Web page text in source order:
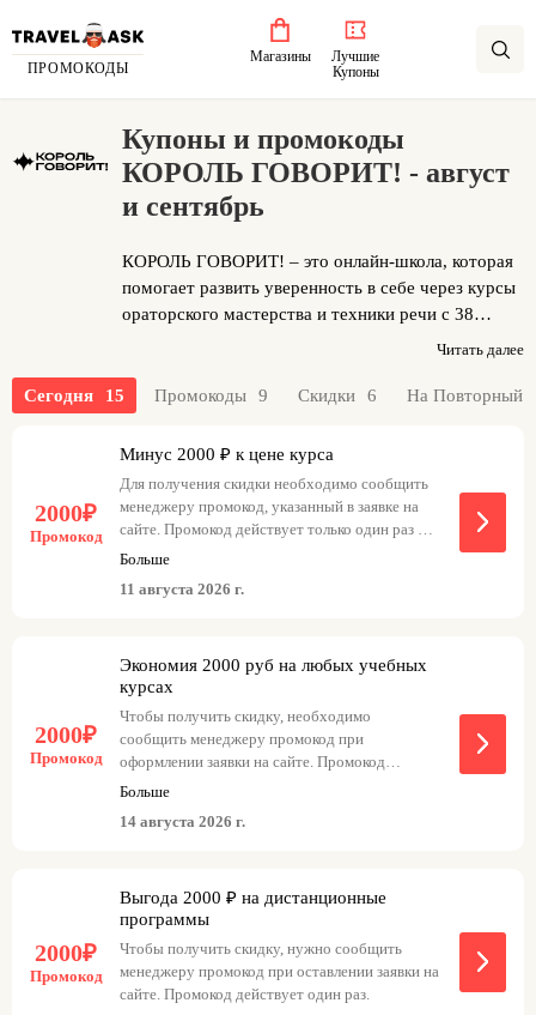
ПРОМОКОДЫ
Магазины
Лучшие
Купоны
Купоны и промокоды
КОРОЛЬ ГОВОРИТ! - август
и сентябрь
КОРОЛЬ ГОВОРИТ! – это онлайн-школа, которая
помогает развить уверенность в себе через курсы
ораторского мастерства и техники речи с 38
филиалами в 10 городах. 80% обучения – это
персональной обратной связью от опытных
педагогов. Преподаватели-практики, среди
которых телеведущие и тренеры крупных
Обучение проходит на удобной онлайн-платформе
с доступом к видеоурокам и вебинарам.
Используйте промокоды КОРОЛЬ ГОВОРИТ!,
обратите внимание на бонусные уроки от
Читать далее
Сегодня 15 Промокоды 9 Скидки 6 На Повторный
2000₽
Промокод
Минус 2000 ₽ к цене курса
Для получения скидки необходимо сообщить
менеджеру промокод, указанный в заявке на
сайте. Промокод действует только один раз и
не подлежит повторному использованию.
Больше
11 августа 2026 г.
2000₽
Промокод
Экономия 2000 руб на любых учебных
курсах
Чтобы получить скидку, необходимо
сообщить менеджеру промокод при
оформлении заявки на сайте. Промокод
действует только один раз.
Больше
14 августа 2026 г.
2000₽
Промокод
Выгода 2000 ₽ на дистанционные
программы
Чтобы получить скидку, нужно сообщить
менеджеру промокод при оставлении заявки на
сайте. Промокод действует один раз.